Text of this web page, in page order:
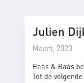
Julien
Maart, 2023
Baas & Baas
Tot de